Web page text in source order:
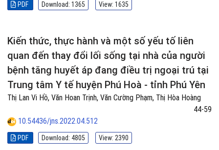
PDF Download: 1365 View: 1635
Kiến thức, thực hành và một số yếu tố liên
quan đến thay đổi lối sống tại nhà của người
bệnh tăng huyết áp đang điều trị ngoại trú tại
Trung tâm Y tế huyện Phú Hoà - tỉnh Phú Yên
Thị Lan Vi Hồ, Văn Hoan Trịnh, Văn Cường Phạm, Thị Hòa Hoàng
44-59
10.54436/jns.2022.04.512
PDF Download: 4805 View: 2390